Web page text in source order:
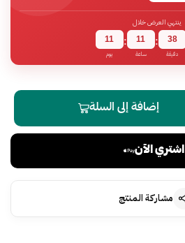
ينتهي العرض خلال
11
يوم
: 11
ساعة
: 38
دقيقة
إضافة إلى السلة
اشتري الآن
مشاركة المنتج